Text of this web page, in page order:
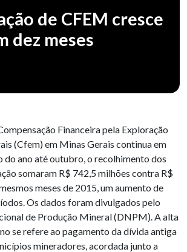
de CFEM cresce
dez meses
Financeira pela Exploração
(Cfem) em Minas Gerais continua em
do ano até outubro, o recolhimento dos
somaram R$ 742,5 milhões contra R$
meses de 2015, um aumento de
Os dados foram divulgados pelo
de Produção Mineral (DNPM). A alta
se refere ao pagamento da dívida antiga
mineradores, acordada junto a